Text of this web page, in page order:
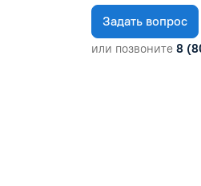
Задать вопрос
или позвоните 8